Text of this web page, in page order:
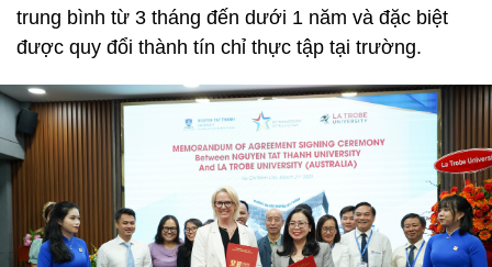
trung bình từ 3 tháng đến dưới 1 năm và đặc biệt
được quy đổi thành tín chỉ thực tập tại trường.